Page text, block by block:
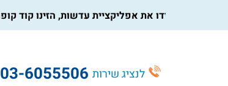
הורידו את אפליקציית עדשות, הזינו קוד קופון AppGift בעמוד התשלום, וקבלו הנחה מיידית על ההזמנה
לנציג שירות 03-6055506